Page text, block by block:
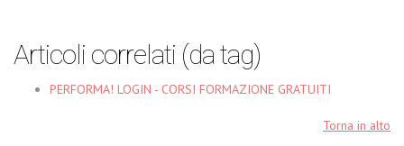
Articoli correlati (da tag)
PERFORMA! LOGIN - CORSI FORMAZIONE GRATUITI
Torna in alto